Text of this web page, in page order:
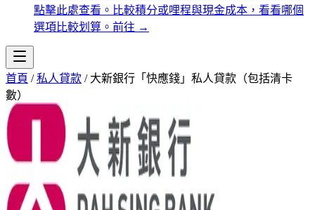
點擊此處查看。比較積分或哩程與現金成本，看看哪個
選項比較划算。 前往 →
首頁 /私人貸款 / 大新銀行「快應錢」私人貸款（包括清卡
數）